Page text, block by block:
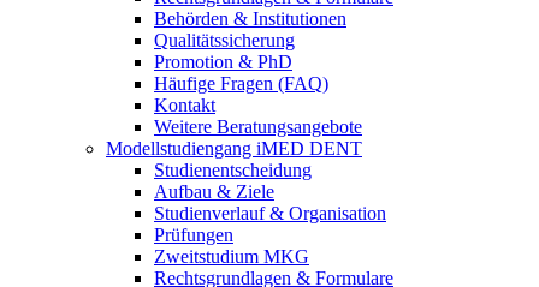
Behörden & Institutionen
Qualitätssicherung
Promotion & PhD
Häufige Fragen (FAQ)
Kontakt
Weitere Beratungsangebote
Modellstudiengang iMED DENT
Studienentscheidung
Aufbau & Ziele
Studienverlauf & Organisation
Prüfungen
Zweitstudium MKG
Rechtsgrundlagen & Formulare